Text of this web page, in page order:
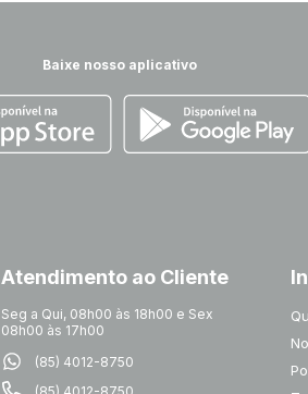
Baixe nosso aplicativo
Atendimento ao Cliente
Seg a Qui, 08h00 às 18h00 e Sex
08h00 às 17h00
(85) 4012-8750